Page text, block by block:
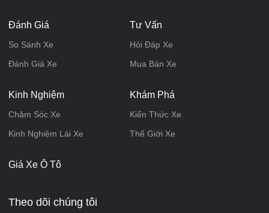
Đánh Giá
So Sánh Xe
Đánh Giá Xe
Tư Vấn
Hỏi Đáp Xe
Mua Bán Xe
Kinh Nghiệm
Chăm Sóc Xe
Kinh Nghiệm Lái Xe
Khám Phá
Kiến Thức Xe
Thế Giới Xe
Giá Xe Ô Tô
Theo dõi chúng tôi